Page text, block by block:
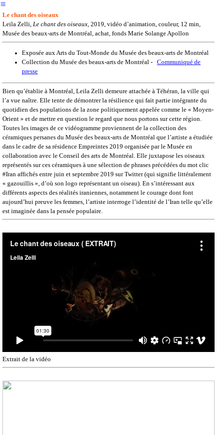
︎
Le chant des oiseaux
Leila Zelli,Le chant des oiseaux, 2019, vidéo d’animation, couleur, 12 min,
Musée des beaux-arts de Montréal, achat, fonds Marie Solange Apollon
Exposée aux Arts du Tout-Monde du Musée des beaux-arts de Montréal
Collection du Musée des beaux-arts de Montréal -Communiqué de
presse
Bien qu’établie à Montréal, Leila Zelli demeure attachée à Téhéran, la ville qui
l’a vue naître. Elle tente de démontrer la résilience qui fait partie intégrante du
quotidien des populations de la zone politiquement appelée comme le « Moyen-
Orient » et de mettre en question le regard que nous portons sur cette région.
Toutes les images de ce vidéogramme proviennent de la collection des
céramiques persanes du Musée des beaux-arts de Montréal que l’artiste a étudiée
dans le cadre de sa résidence Empreintes 2019 organisée par le Musée en
collaboration avec le Conseil des arts de Montréal. Elle juxtapose les oiseaux
représentés sur ces céramiques à une sélection de phrases précédées du mot clic
#Iran affichés entre juin et septembre 2019 sur Twitter (qui signifie littéralement
« gazouillis », d’où son logo représentant un oiseau). En s’intéressant aux
différents aspects des réalités iraniennes, notamment le courage dont font
aujourd’hui preuve les femmes, l’artiste interroge l’identité de l’Iran telle qu’elle
est imaginée dans la pensée populaire.
Extrait de la vidéo